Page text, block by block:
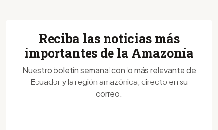
Reciba las noticias más
importantes de la Amazonía
Nuestro boletín semanal con lo más relevante de
Ecuador y la región amazónica, directo en su
correo.